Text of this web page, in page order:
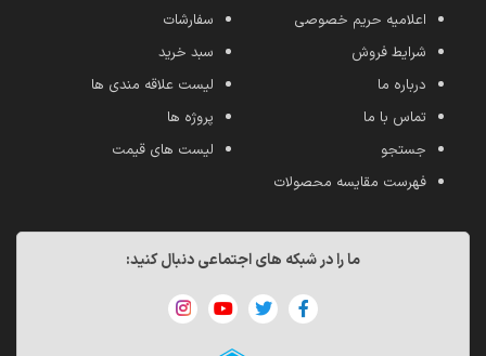
اعلامیه حریم خصوصی
شرایط فروش
درباره ما
تماس با ما
جستجو
فهرست مقایسه محصولات
سفارشات
سبد خرید
لیست علاقه مندی ها
پروژه ها
لیست های قیمت
ما را در شبکه های اجتماعی دنبال کنید: